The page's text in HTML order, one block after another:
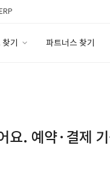
기 파트너스 찾기
요. 예약·결제